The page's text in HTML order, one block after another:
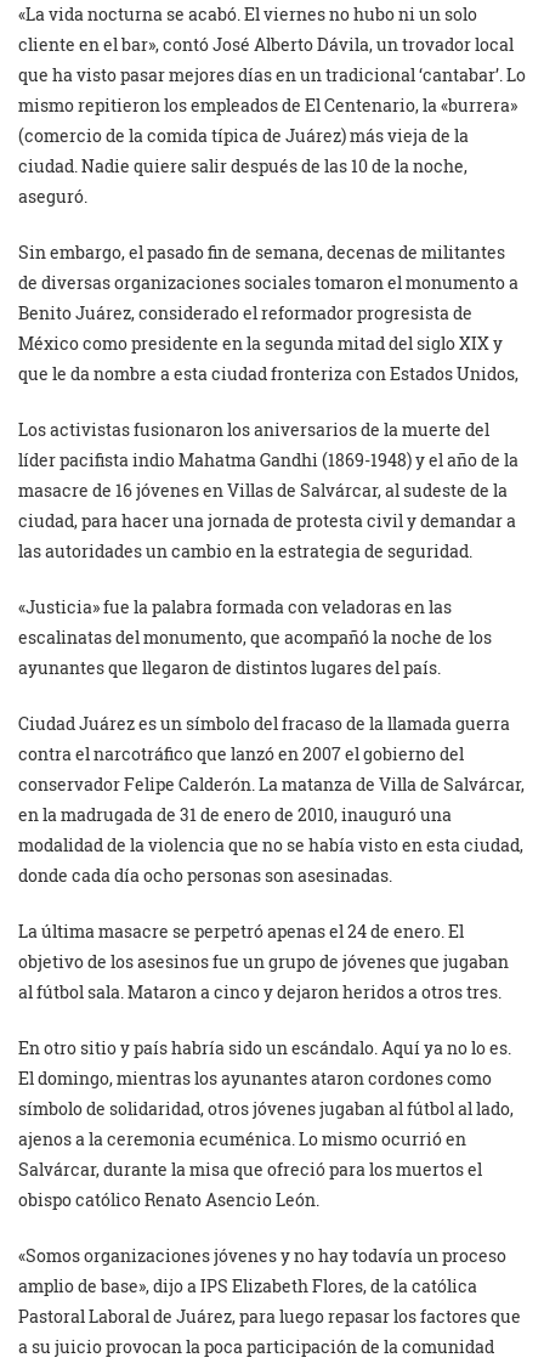
«La vida nocturna se acabó. El viernes no hubo ni un solo
cliente en el bar», contó José Alberto Dávila, un trovador local
que ha visto pasar mejores días en un tradicional ‘cantabar’. Lo
mismo repitieron los empleados de El Centenario, la «burrera»
(comercio de la comida típica de Juárez) más vieja de la
ciudad. Nadie quiere salir después de las 10 de la noche,
aseguró.
Sin embargo, el pasado fin de semana, decenas de militantes
de diversas organizaciones sociales tomaron el monumento a
Benito Juárez, considerado el reformador progresista de
México como presidente en la segunda mitad del siglo XIX y
que le da nombre a esta ciudad fronteriza con Estados Unidos,
Los activistas fusionaron los aniversarios de la muerte del
líder pacifista indio Mahatma Gandhi (1869-1948) y el año de la
masacre de 16 jóvenes en Villas de Salvárcar, al sudeste de la
ciudad, para hacer una jornada de protesta civil y demandar a
las autoridades un cambio en la estrategia de seguridad.
«Justicia» fue la palabra formada con veladoras en las
escalinatas del monumento, que acompañó la noche de los
ayunantes que llegaron de distintos lugares del país.
Ciudad Juárez es un símbolo del fracaso de la llamada guerra
contra el narcotráfico que lanzó en 2007 el gobierno del
conservador Felipe Calderón. La matanza de Villa de Salvárcar,
en la madrugada de 31 de enero de 2010, inauguró una
modalidad de la violencia que no se había visto en esta ciudad,
donde cada día ocho personas son asesinadas.
La última masacre se perpetró apenas el 24 de enero. El
objetivo de los asesinos fue un grupo de jóvenes que jugaban
al fútbol sala. Mataron a cinco y dejaron heridos a otros tres.
En otro sitio y país habría sido un escándalo. Aquí ya no lo es.
El domingo, mientras los ayunantes ataron cordones como
símbolo de solidaridad, otros jóvenes jugaban al fútbol al lado,
ajenos a la ceremonia ecuménica. Lo mismo ocurrió en
Salvárcar, durante la misa que ofreció para los muertos el
obispo católico Renato Asencio León.
«Somos organizaciones jóvenes y no hay todavía un proceso
amplio de base», dijo a IPS Elizabeth Flores, de la católica
Pastoral Laboral de Juárez, para luego repasar los factores que
a su juicio provocan la poca participación de la comunidad